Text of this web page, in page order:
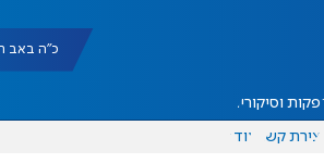
כ"ה באב תשפ"ו
הפקות וסיקורים
יצירת קשר עוד